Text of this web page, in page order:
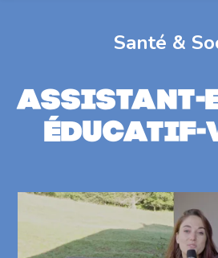
Santé &
Assistant-
éducatif-